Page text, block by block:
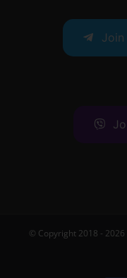
Join
© Copyright 2018 - 2026